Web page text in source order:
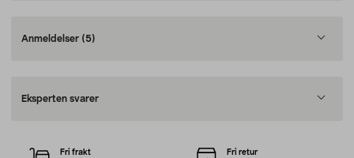
Anmeldelser (5)
Eksperten svarer
Fri frakt Fri retur